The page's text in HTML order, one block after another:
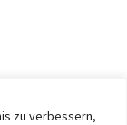
zu verbessern,